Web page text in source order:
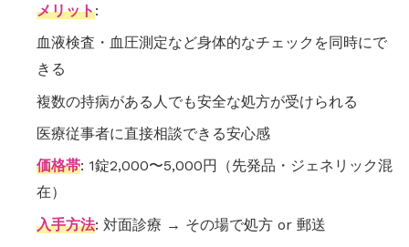
メリット:
血液検査・血圧測定など身体的なチェックを同時にで
きる
複数の持病がある人でも安全な処方が受けられる
医療従事者に直接相談できる安心感
価格帯: 1錠2,000〜5,000円（先発品・ジェネリック混
在）
入手方法: 対面診療 → その場で処方 or 郵送